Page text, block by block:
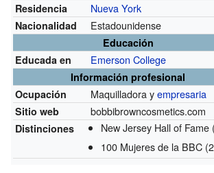
Residencia Nueva York
Nacionalidad Estadounidense
Educación
Educada en
Emerson College
Información profesional
Ocupación
Maquilladora yempresaria
Sitio web bobbibrowncosmetics.com
Distinciones New Jersey Hall of Fame
100 Mujeres de la BBC